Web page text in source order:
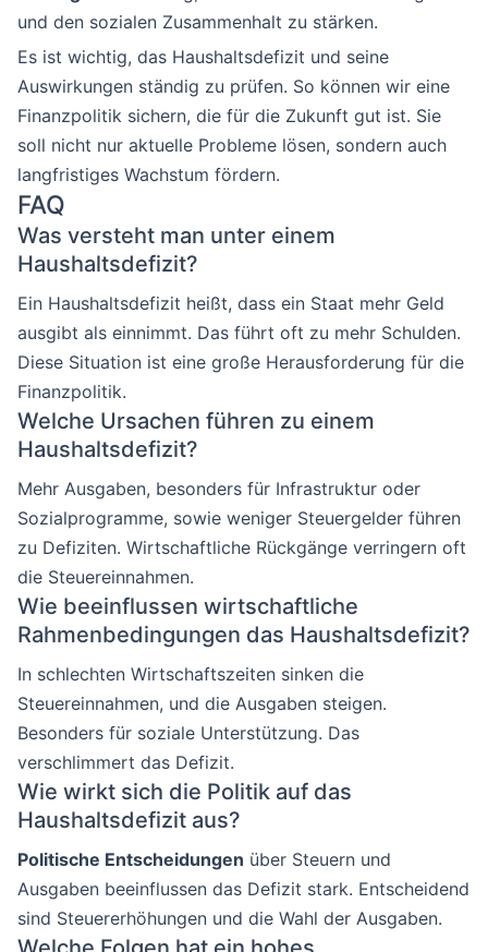
und den sozialen Zusammenhalt zu stärken.
Es ist wichtig, das Haushaltsdefizit und seine
Auswirkungen ständig zu prüfen. So können wir eine
Finanzpolitik sichern, die für die Zukunft gut ist. Sie
soll nicht nur aktuelle Probleme lösen, sondern auch
langfristiges Wachstum fördern.
FAQ
Was versteht man unter einem
Haushaltsdefizit?
Ein Haushaltsdefizit heißt, dass ein Staat mehr Geld
ausgibt als einnimmt. Das führt oft zu mehr Schulden.
Diese Situation ist eine große Herausforderung für die
Finanzpolitik.
Welche Ursachen führen zu einem
Haushaltsdefizit?
Mehr Ausgaben, besonders für Infrastruktur oder
Sozialprogramme, sowie weniger Steuergelder führen
zu Defiziten. Wirtschaftliche Rückgänge verringern oft
die Steuereinnahmen.
Wie beeinflussen wirtschaftliche
Rahmenbedingungen das Haushaltsdefizit?
In schlechten Wirtschaftszeiten sinken die
Steuereinnahmen, und die Ausgaben steigen.
Besonders für soziale Unterstützung. Das
verschlimmert das Defizit.
Wie wirkt sich die Politik auf das
Haushaltsdefizit aus?
Politische Entscheidungen über Steuern und
Ausgaben beeinflussen das Defizit stark. Entscheidend
sind Steuererhöhungen und die Wahl der Ausgaben.